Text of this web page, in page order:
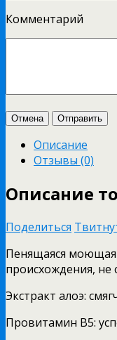
Комментарий
Отмена Отправить
Описание
Отзывы (0)
Описание
Поделиться
Пенящаяся моющая
происхождения,
Экстракт алоэ:
Провитамин В5: